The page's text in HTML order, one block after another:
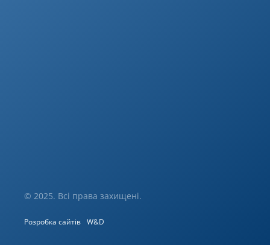
© 2025. Всі права захищені.
Розробка сайтів W&D